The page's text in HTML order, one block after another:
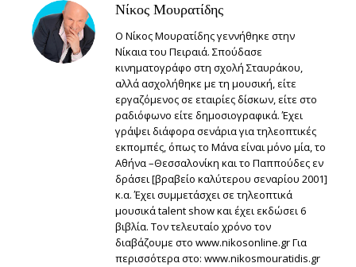
Νίκος Μουρατίδης
Ο Νίκος Μουρατίδης γεννήθηκε στην
Νίκαια του Πειραιά. Σπούδασε
κινηματογράφο στη σχολή Σταυράκου,
αλλά ασχολήθηκε με τη μουσική, είτε
εργαζόμενος σε εταιρίες δίσκων, είτε στο
ραδιόφωνο είτε δημοσιογραφικά. Έχει
γράψει διάφορα σενάρια για τηλεοπτικές
εκπομπές, όπως το Μάνα είναι μόνο μία, το
Αθήνα –Θεσσαλονίκη και το Παππούδες εν
δράσει [βραβείο καλύτερου σεναρίου 2001]
κ.α. Έχει συμμετάσχει σε τηλεοπτικά
μουσικά talent show και έχει εκδώσει 6
βιβλία. Τον τελευταίο χρόνο τον
διαβάζουμε στο www.nikosonline.grΓια
περισσότερα στο: www.nikosmouratidis.gr